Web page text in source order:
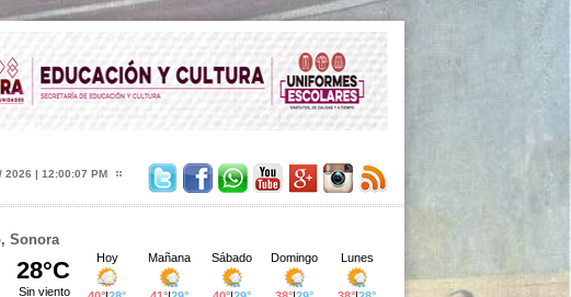
2026 | 12:00:08 PM
Sonora